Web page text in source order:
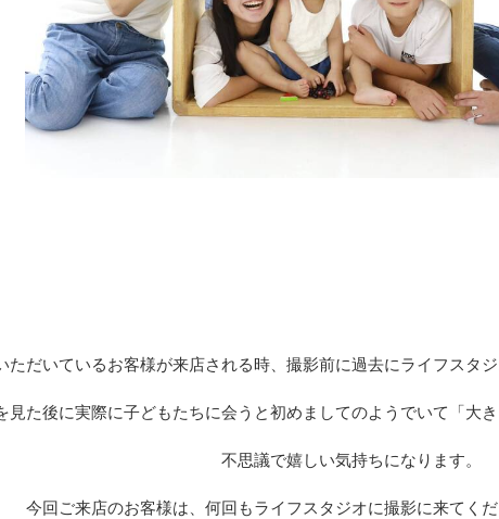
ただいているお客様が来店される時、撮影前に過去にライフスタ
見た後に実際に子どもたちに会うと初めましてのようでいて「大
不思議で嬉しい気持ちになります。
今回ご来店のお客様は、何回もライフスタジオに撮影に来てく